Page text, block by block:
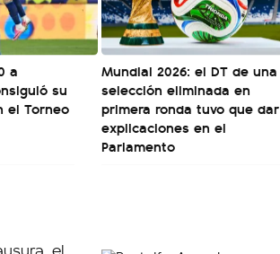
a
su
el Torneo
Mundial 2026: el DT de una
selección eliminada en
primera ronda tuvo que dar
explicaciones en el
Parlamento